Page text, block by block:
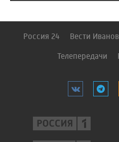
Россия 24 Вести
Телепередачи